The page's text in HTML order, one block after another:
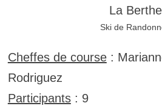
La Berthe
Ski de
Cheffes de course:
Rodriguez
Participants: 9